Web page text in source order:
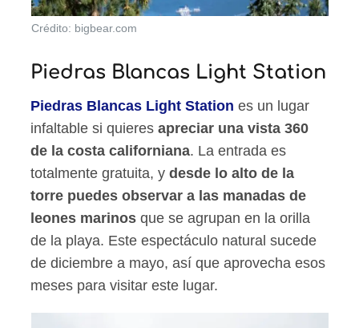
Crédito: bigbear.com
Piedras Blancas Light Station
Piedras Blancas Light Station es un lugar
infaltable si quieresapreciar una vista 360
de la costa californiana. La entrada es
totalmente gratuita, ydesde lo alto de la
torre puedes observar a las manadas de
leones marinos que se agrupan en la orilla
de la playa. Este espectáculo natural sucede
de diciembre a mayo, así que aprovecha esos
meses para visitar este lugar.